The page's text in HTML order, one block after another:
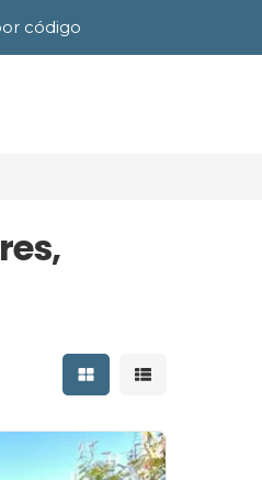
Mostrar resultados
Mostrar